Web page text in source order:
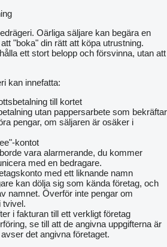
Oärliga säljare kan begära en
"boka" din rätt att köpa utrustning.
ett stort belopp och försvinna, utan att
kan innefatta:
till kortet
utan pappersarbete som bekräftar
pengar, om säljaren är osäker i
kontot
vara alarmerande, du kommer
med en bedragare.
med ett liknande namn
kan dölja sig som kända företag, och
namnet. Överför inte pengar om
tvivel.
i fakturan till ett verkligt företag
se till att de angivna uppgifterna är
det angivna företaget.